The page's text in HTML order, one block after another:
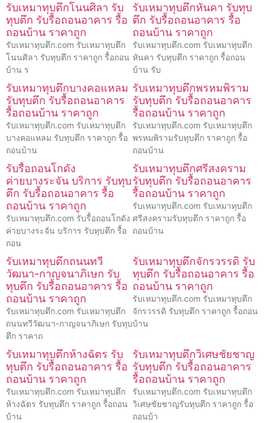
รับเหมาทุบตึกโนนศิลา รับ
ทุบตึก รับรื้อถอนอาคาร รื้อ
ถอนบ้าน ราคาถูก
รับเหมาทุบตึก.com รับเหมาทุบตึก
โนนศิลา รับทุบตึก ราคาถูก รื้อถอน
บ้าน ร
รับเหมาทุบตึกหันคา รับทุบ
ตึก รับรื้อถอนอาคาร รื้อ
ถอนบ้าน ราคาถูก
รับเหมาทุบตึก.com รับเหมาทุบตึก
หันคา รับทุบตึก ราคาถูก รื้อถอน
บ้าน รับ
รับเหมาทุบตึกบางคอแหลม
รับทุบตึก รับรื้อถอนอาคาร
รื้อถอนบ้าน ราคาถูก
รับเหมาทุบตึก.com รับเหมาทุบตึก
บางคอแหลม รับทุบตึก ราคาถูก รื้อ
ถอนบ้าน
รับเหมาทุบตึกพรหมพิราม
รับทุบตึก รับรื้อถอนอาคาร
รื้อถอนบ้าน ราคาถูก
รับเหมาทุบตึก.com รับเหมาทุบตึก
พรหมพิรามรับทุบตึก ราคาถูก รื้อ
ถอนบ้าน
รับรื้อถอนโกดัง
ค่ายบางระจัน บริการ รับทุบ
ตึก รับรื้อถอนอาคาร รื้อ
ถอนบ้าน ราคาถูก
รับเหมาทุบตึก.com รับรื้อถอนโกดัง
ค่ายบางระจัน บริการ รับทุบตึก รื้อ
ถอน
รับเหมาทุบตึกศรีสงคราม
รับทุบตึก รับรื้อถอนอาคาร
รื้อถอนบ้าน ราคาถูก
รับเหมาทุบตึก.com รับเหมาทุบตึก
ศรีสงครามรับทุบตึก ราคาถูก รื้อ
ถอนบ้าน
รับเหมาทุบตึกถนนทวี
วัฒนา-กาญจนาภิเษก รับ
ทุบตึก รับรื้อถอนอาคาร รื้อ
ถอนบ้าน ราคาถูก
รับเหมาทุบตึก.com รับเหมาทุบตึก
ถนนทวีวัฒนา-กาญจนาภิเษก รับทุบ
ตึก ราคาถ
รับเหมาทุบตึกจักรวรรดิ รับ
ทุบตึก รับรื้อถอนอาคาร รื้อ
ถอนบ้าน ราคาถูก
รับเหมาทุบตึก.com รับเหมาทุบตึก
จักรวรรดิ รับทุบตึก ราคาถูก รื้อถอน
บ้าน
รับเหมาทุบตึกห้างฉัตร รับ
ทุบตึก รับรื้อถอนอาคาร รื้อ
ถอนบ้าน ราคาถูก
รับเหมาทุบตึก.com รับเหมาทุบตึก
ห้างฉัตร รับทุบตึก ราคาถูก รื้อถอน
บ้าน
รับเหมาทุบตึกวิเศษชัยชาญ
รับทุบตึก รับรื้อถอนอาคาร
รื้อถอนบ้าน ราคาถูก
รับเหมาทุบตึก.com รับเหมาทุบตึก
วิเศษชัยชาญรับทุบตึก ราคาถูก รื้อ
ถอนบ้า